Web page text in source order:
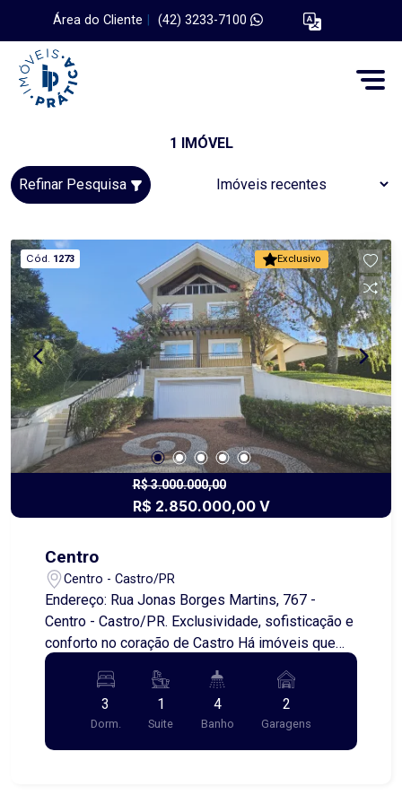
Área do Cliente (42) 3233-7100
1 IMÓVEL
Refinar Pesquisa
Exclusivo
Cód. 1273
R$ 3.000.000,00
R$ 2.850.000,00 V
Centro
Centro - Castro/PR
Endereço: Rua Jonas Borges Martins, 767 -
Centro - Castro/PR. Exclusividade, sofisticação e
conforto no coração de Castro Há imóveis que
impressionam pelas dimensões. Outros
encantam pelos detalhes. E existem aqueles que
conseguem reunir tudo isso em um só lugar. Esta
magnífica residência de alto padrão, localizada
em uma das regiões mais valorizadas do Centro
3
Dorm.
1
Suite
4
Banho
2
Garagens